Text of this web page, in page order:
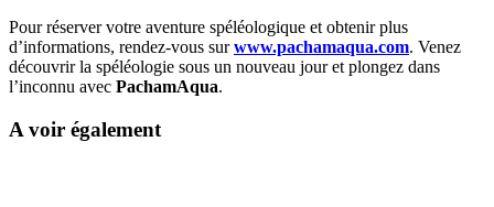
Pour réserver votre aventure spéléologique et obtenir plus
d’informations, rendez-vous surwww.pachamaqua.com. Venez
découvrir la spéléologie sous un nouveau jour et plongez dans
l’inconnu avec PachamAqua.
A voir également